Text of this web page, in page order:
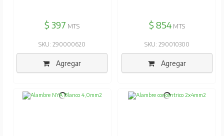
$ 397 MTS
SKU: 290000620
Agregar
$ 854MTS
SKU: 290010300
Agregar